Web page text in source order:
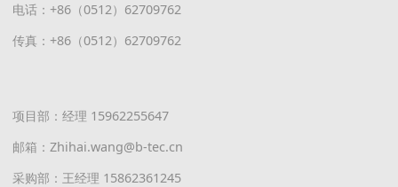
电话：+86（0512）62709762
传真：+86（0512）62709762
项目部：经理 15962255647
邮箱：Zhihai.wang@b-tec.cn
采购部：王经理 15862361245